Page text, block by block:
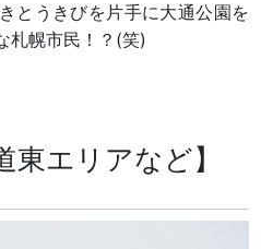
とうきびを片手に大通公園を
札幌市民！？(笑)
エリアなど】